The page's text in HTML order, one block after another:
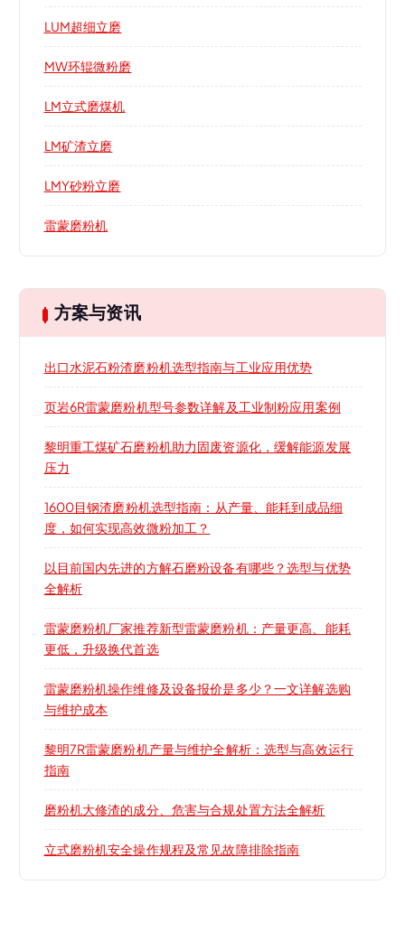
LUM超细立磨
MW环辊微粉磨
LM立式磨煤机
LM矿渣立磨
LMY砂粉立磨
雷蒙磨粉机
方案与资讯
出口水泥石粉渣磨粉机选型指南与工业应用优势
页岩6R雷蒙磨粉机型号参数详解及工业制粉应用案例
黎明重工煤矿石磨粉机助力固废资源化，缓解能源发展
压力
1600目钢渣磨粉机选型指南：从产量、能耗到成品细
度，如何实现高效微粉加工？
以目前国内先进的方解石磨粉设备有哪些？选型与优势
全解析
雷蒙磨粉机厂家推荐新型雷蒙磨粉机：产量更高、能耗
更低，升级换代首选
雷蒙磨粉机操作维修及设备报价是多少？一文详解选购
与维护成本
黎明7R雷蒙磨粉机产量与维护全解析：选型与高效运行
指南
磨粉机大修渣的成分、危害与合规处置方法全解析
立式磨粉机安全操作规程及常见故障排除指南